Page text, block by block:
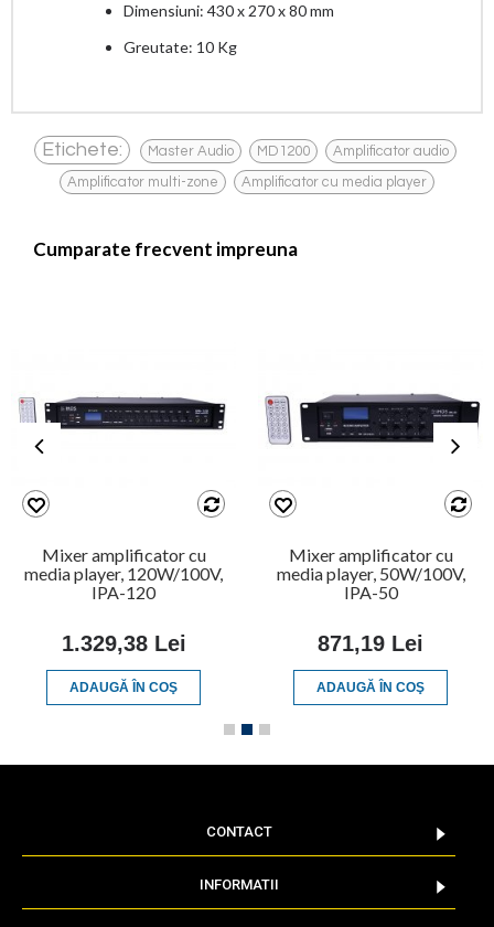
Dimensiuni: 430 x 270 x 80 mm
Greutate: 10 Kg
Etichete: Master Audio MD1200 Amplificator audio
Amplificator multi-zone Amplificator cu media player
Cumparate frecvent impreuna
Mixer amplificator cu
media player, 120W/100V,
IPA-120
1.329,38 Lei
ADAUGĂ ÎN COŞ
Mixer amplificator cu
media player, 50W/100V,
IPA-50
871,19 Lei
ADAUGĂ ÎN COŞ
CONTACT
INFORMATII